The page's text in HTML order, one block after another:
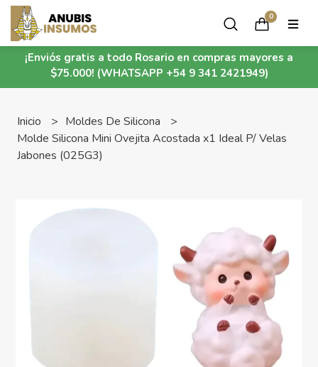
¡Enviós gratis a todo Rosario en compras mayores a
$75.000! (WHATSAPP +54 9 341 2421949)
0
Inicio
Moldes De Silicona
Molde Silicona Mini Ovejita Acostada x1 Ideal P/ Velas
Jabones (025G3)